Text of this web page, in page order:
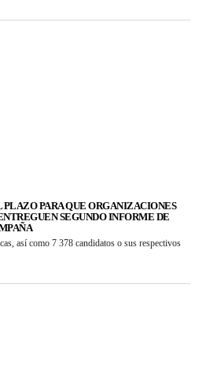
PLAZO PARA QUE ORGANIZACIONES
SEGUNDO INFORME DE
así como 7 378 candidatos o sus respectivos